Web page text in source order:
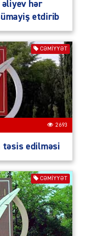
əliyev hər
etdirib
CƏMIYYƏT
2693
təsis edilməsi
CƏMIYYƏT